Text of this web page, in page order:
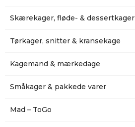
Skærekager, fløde- & dessertkager
Tørkager, snitter & kransekage
Kagemand & mærkedage
Småkager & pakkede varer
Mad – ToGo